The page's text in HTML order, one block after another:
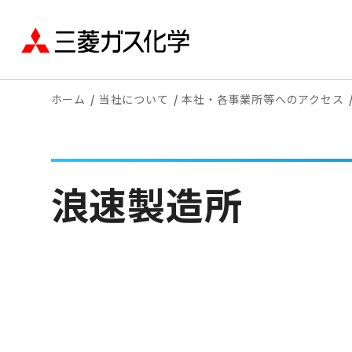
ホーム 当社について 本社・各事業所等へのアクセス
浪速製造所